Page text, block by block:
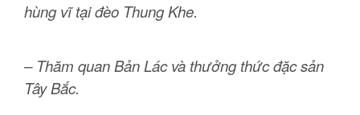
hùng vĩ tại đèo Thung Khe.
– Thăm quan Bản Lác và thưởng thức đặc sản
Tây Bắc.